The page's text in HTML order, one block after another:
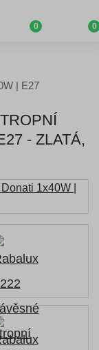
0 0
| E27
- ZLATÁ,